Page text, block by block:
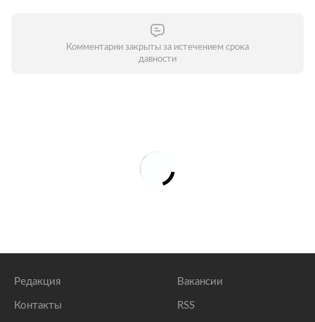
Комментарии закрыты за истечением срока
давности
Редакция
Контакты
Вакансии
RSS